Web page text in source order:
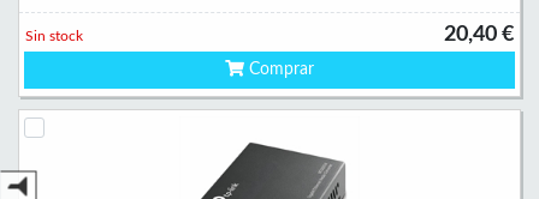
20,40 €
Sin stock
Comprar